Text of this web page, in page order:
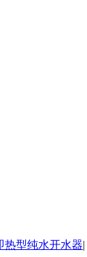
热型纯水开水器|